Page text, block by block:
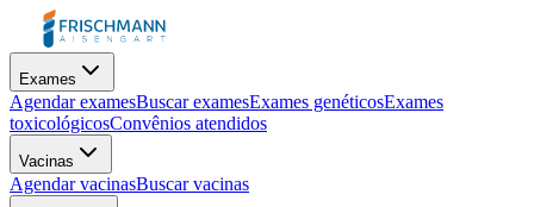
Exames
Agendar examesBuscar examesExames genéticosExames
toxicológicosConvênios atendidos
Vacinas
Agendar vacinasBuscar vacinas